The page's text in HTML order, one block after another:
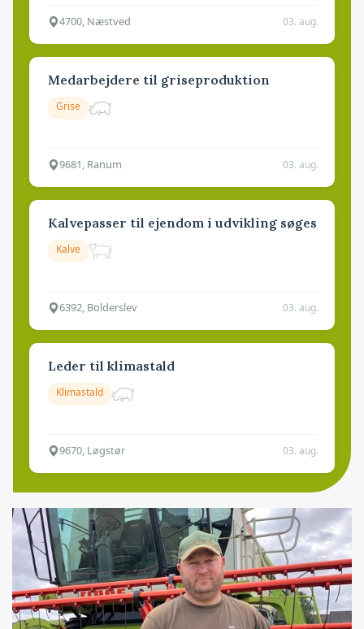
4700, Næstved 03. aug.
Medarbejdere til griseproduktion
Grise
9681, Ranum 03. aug.
Kalvepasser til ejendom i udvikling søges
Kalve
6392, Bolderslev 03. aug.
Leder til klimastald
Klimastald
9670, Løgstør 03. aug.